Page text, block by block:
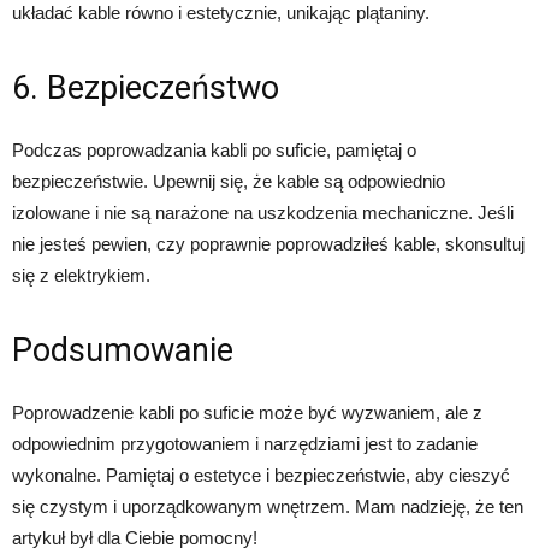
układać kable równo i estetycznie, unikając plątaniny.
6. Bezpieczeństwo
Podczas poprowadzania kabli po suficie, pamiętaj o
bezpieczeństwie. Upewnij się, że kable są odpowiednio
izolowane i nie są narażone na uszkodzenia mechaniczne. Jeśli
nie jesteś pewien, czy poprawnie poprowadziłeś kable, skonsultuj
się z elektrykiem.
Podsumowanie
Poprowadzenie kabli po suficie może być wyzwaniem, ale z
odpowiednim przygotowaniem i narzędziami jest to zadanie
wykonalne. Pamiętaj o estetyce i bezpieczeństwie, aby cieszyć
się czystym i uporządkowanym wnętrzem. Mam nadzieję, że ten
artykuł był dla Ciebie pomocny!